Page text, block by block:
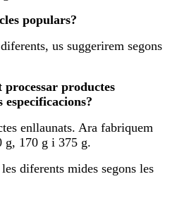
populars?
us suggerirem segons
processar productes
especificacions?
enllaunats. Ara fabriquem
g, 170 g i 375 g.
diferents mides segons les